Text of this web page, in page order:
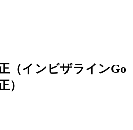
（インビザラインGo
）